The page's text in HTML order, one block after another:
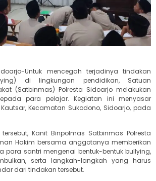
Untuk mencegah terjadinya tindakan
di lingkungan pendidikan, Satuan
(Satbinmas) Polresta Sidoarjo melakukan
para pelajar. Kegiatan ini menyasar
Kautsar, Kecamatan Sukodono, Sidoarjo, pada
Kanit Binpolmas Satbinmas Polresta
Hakim bersama anggotanya memberikan
para santri mengenai bentuk-bentuk bullying,
serta langkah-langkah yang harus
dari tindakan tersebut.